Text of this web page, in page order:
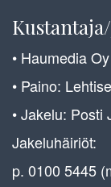
• Haumedia Oy
• Paino:
• Jakelu: Posti
Jakeluhäiriöt:
p. 0100 5445